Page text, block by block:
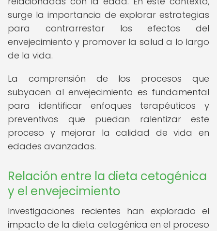
surge la importancia de explorar estrategias
para contrarrestar los efectos del
envejecimiento y promover la salud a lo largo
de la vida.
La comprensión de los procesos que
subyacen al envejecimiento es fundamental
para identificar enfoques terapéuticos y
preventivos que puedan ralentizar este
proceso y mejorar la calidad de vida en
edades avanzadas.
Relación entre la dieta cetogénica
y el envejecimiento
Investigaciones recientes han explorado el
impacto de la dieta cetogénica en el proceso